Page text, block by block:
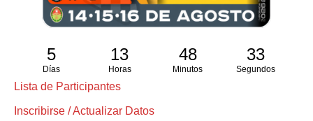
5
Días
13
Horas
48
Minutos
33
Segundos
Lista de Participantes
Inscribirse / Actualizar Datos